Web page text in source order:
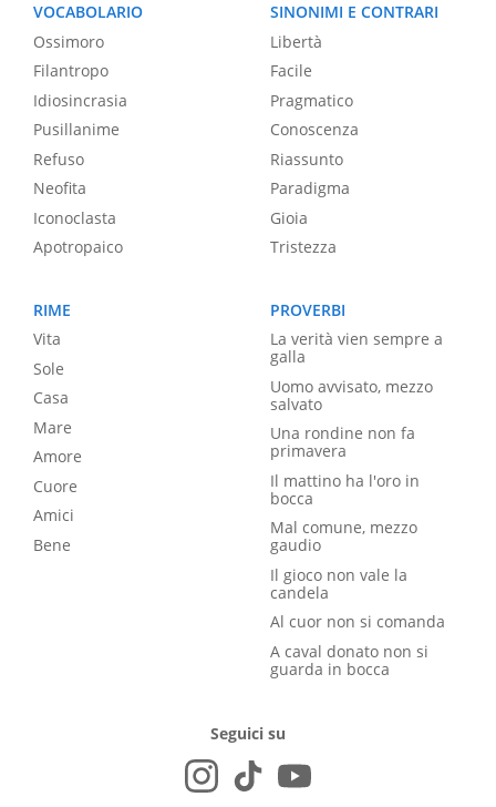
VOCABOLARIO
Ossimoro
Filantropo
Idiosincrasia
Pusillanime
Refuso
Neofita
Iconoclasta
Apotropaico
SINONIMI E CONTRARI
Libertà
Facile
Pragmatico
Conoscenza
Riassunto
Paradigma
Gioia
Tristezza
RIME
Vita
Sole
Casa
Mare
Amore
Cuore
Amici
Bene
PROVERBI
La verità vien sempre a
galla
Uomo avvisato, mezzo
salvato
Una rondine non fa
primavera
Il mattino ha l'oro in
bocca
Mal comune, mezzo
gaudio
Il gioco non vale la
candela
Al cuor non si comanda
A caval donato non si
guarda in bocca
Seguici su